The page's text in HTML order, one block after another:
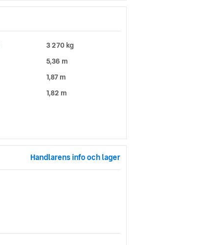
3 270 kg
5,36 m
1,87 m
1,82 m
Handlarens info och lager